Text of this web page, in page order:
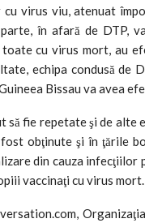
virus viu, atenuat
în afară de DTP,
cu virus mort, au
echipa condusă de
Bissau va avea
să fie repetate şi de alte
obţinute şi în ţările
din cauza
vaccinaţi cu virus mort.